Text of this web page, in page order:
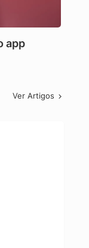
app
Ver Artigos